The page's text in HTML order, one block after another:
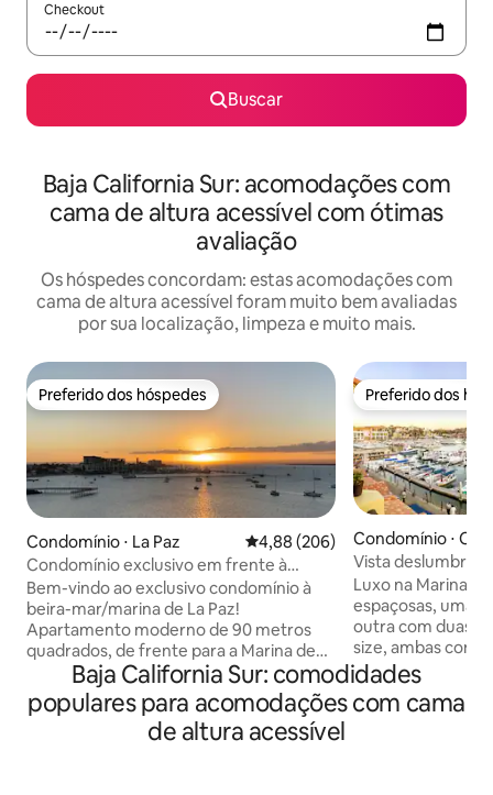
Checkout
Buscar
Baja California Sur: acomodações com
cama de altura acessível com ótimas
avaliação
Os hóspedes concordam: estas acomodações com
cama de altura acessível foram muito bem avaliadas
por sua localização, limpeza e muito mais.
Preferido dos hóspedes
Preferido dos hóspedes
Condomínio ⋅ La Paz 4,88 de uma avaliação média de
4,88 (206)
Condomínio exclusivo em frente à
Marina/praia La Paz
Bem-vindo ao exclusivo condomínio à
beira-mar/marina de La Paz!
Apartamento moderno de 90 metros
quadrados, de frente para a Marina de
Cortez, com vistas deslumbrantes da
marina e do Malecón, a apenas 8
minutos a pé do centro da cidade.
Cozinha totalmente equipada, Wi-Fi de
Preferido dos
Preferido dos
Condomínio ⋅
as
Vista
melhor
Luxo na Marina,
espaçosas, uma
outra com duas
size, ambas com
Localização
da cidade, na
deslumbrantes
Baja California Sur: comodidades
populares para acomodações com cama
de altura acessível